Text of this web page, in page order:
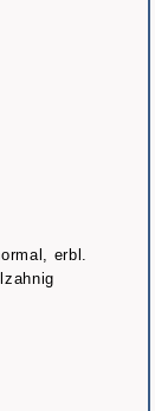
erbl.